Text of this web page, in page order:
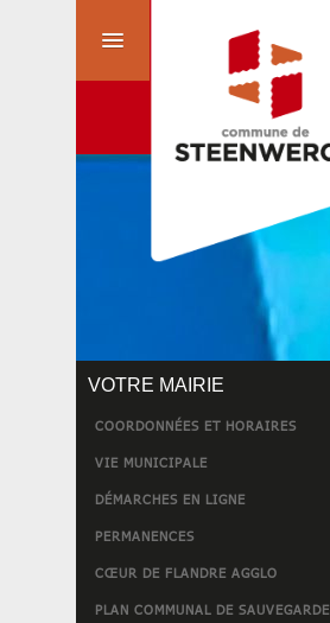
VOTRE MAIRIE
COORDONNÉES ET HORAIRES
VIE MUNICIPALE
DÉMARCHES EN LIGNE
PERMANENCES
CŒUR DE FLANDRE AGGLO
PLAN COMMUNAL DE SAUVEGARDE